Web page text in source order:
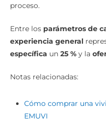
proceso.
Entre los parámetros de
experiencia general
específica un 25 % y la
Notas relacionadas:
Cómo comprar una
EMUVI